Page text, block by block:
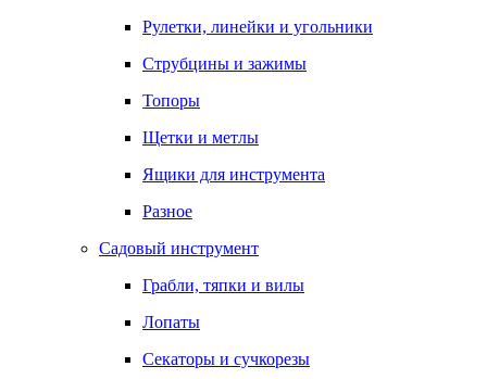
Рулетки, линейки и угольники
Струбцины и зажимы
Топоры
Щетки и метлы
Ящики для инструмента
Разное
Садовый инструмент
Грабли, тяпки и вилы
Лопаты
Секаторы и сучкорезы